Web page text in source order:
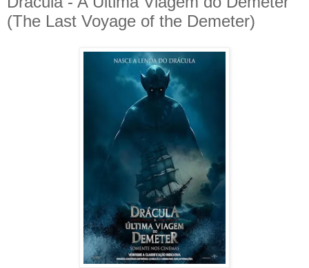
(The Last Voyage of the Demeter)